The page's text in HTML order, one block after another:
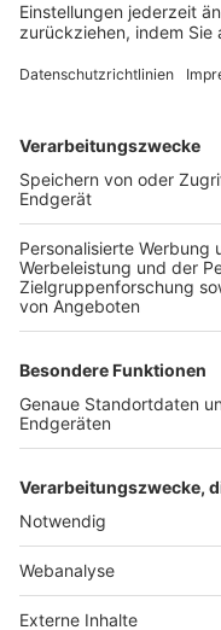
FOLGE DEM BFV
TOP-VEREINE
TOP-PARTNER
Nutzungsbedingungen